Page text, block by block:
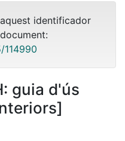
identificador
guia d'ús